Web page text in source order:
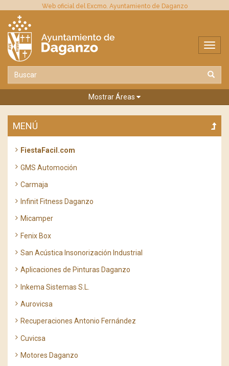
Web oficial del Excmo. Ayuntamiento de Daganzo
Mostrar Áreas
MENÚ
FiestaFacil.com
GMS Automoción
Carmaja
Infinit Fitness Daganzo
Micamper
Fenix Box
San Acústica Insonorización Industrial
Aplicaciones de Pinturas Daganzo
Inkema Sistemas S.L.
Aurovicsa
Recuperaciones Antonio Fernández
Cuvicsa
Motores Daganzo